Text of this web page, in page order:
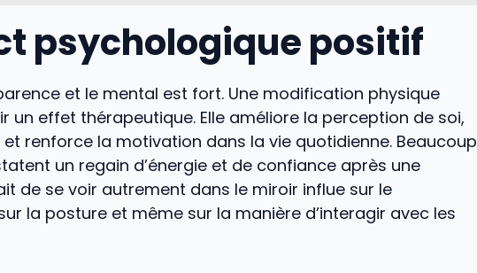
psychologique positif
et le mental est fort. Une modification physique
un effet thérapeutique. Elle améliore la perception de soi,
et renforce la motivation dans la vie quotidienne. Beaucoup
un regain d’énergie et de confiance après une
de se voir autrement dans le miroir influe sur le
la posture et même sur la manière d’interagir avec les